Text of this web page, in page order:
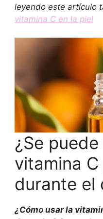
leyendo este artículo
vitamina C en la piel
¿Se
vitamina
durante el
¿Cómo usar la